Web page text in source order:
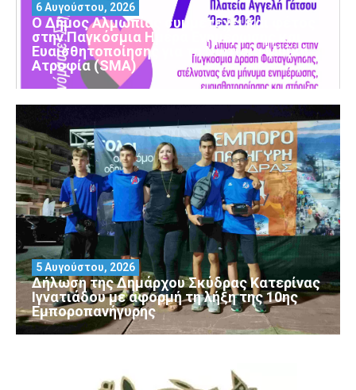
Ο Δήμος Αλμωπίας συμμετέχει και φέτος
στην Παγκόσμια Ημέρα Ενημέρωσης και
Ευαισθητοποίησης για τη Νωτιαία Μυϊκή
Ατροφία (SMA)
6 Αυγούστου, 2026
Δήλωση της Δημάρχου Σκύδρας Κατερίνας
Ιγνατιάδου με αφορμή τη λήξη της 10ης
Εμποροπανήγυρης
5 Αυγούστου, 2026